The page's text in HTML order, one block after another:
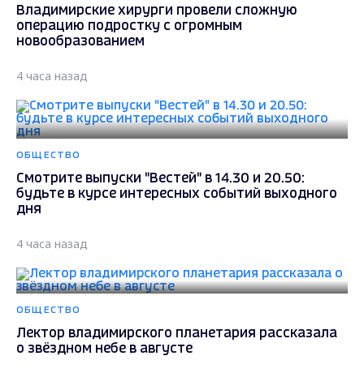
Владимирские хирурги провели сложную
операцию подростку с огромным
новообразованием
4 часа назад
ОБЩЕСТВО
Смотрите выпуски "Вестей" в 14.30 и 20.50:
будьте в курсе интересных событий выходного
дня
4 часа назад
ОБЩЕСТВО
Лектор владимирского планетария рассказала
о звёздном небе в августе